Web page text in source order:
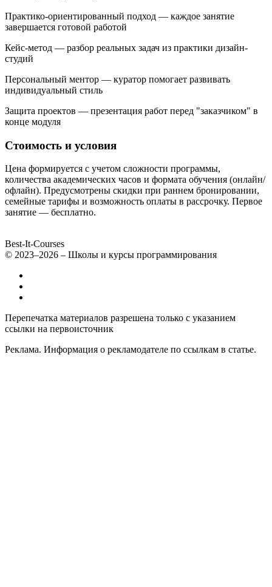
Практико-ориентированный подход — каждое занятие
завершается готовой работой
Кейс-метод — разбор реальных задач из практики дизайн-
студий
Персональный ментор — куратор помогает развивать
индивидуальный стиль
Защита проектов — презентация работ перед "заказчиком" в
конце модуля
Стоимость и условия
Цена формируется с учетом сложности программы,
количества академических часов и формата обучения (онлайн/
офлайн). Предусмотрены скидки при раннем бронировании,
семейные тарифы и возможность оплаты в рассрочку. Первое
занятие — бесплатно.
Best-It-Courses
© 2023–2026 – Школы и курсы программирования
Перепечатка материалов разрешена только с указанием
ссылки на первоисточник
Реклама. Информация о рекламодателе по ссылкам в статье.